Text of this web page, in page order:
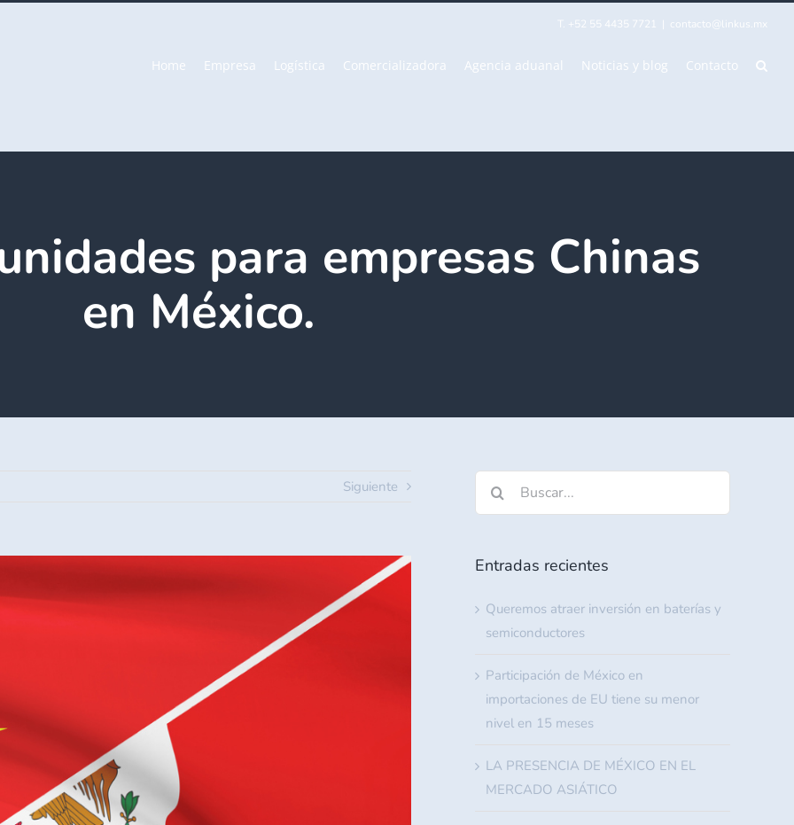
T. +52 55 4435 7721 | contacto@linkus.mx
Home Empresa Logística Comercializadora Agencia aduanal Noticias y blog Contacto
para empresas Chinas
en México.
Siguiente
Entradas recientes
Queremos atraer inversión en baterías y
semiconductores
Participación de México en
importaciones de EU tiene su menor
nivel en 15 meses
LA PRESENCIA DE MÉXICO EN EL
MERCADO ASIÁTICO